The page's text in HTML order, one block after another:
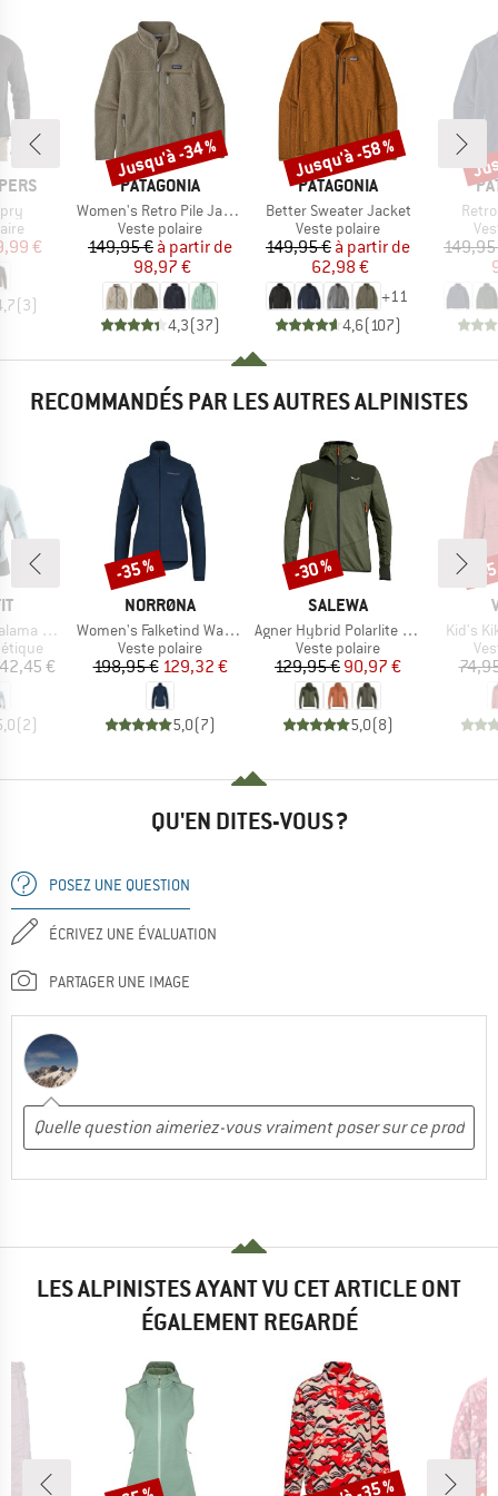
réduit
€
(3)
MARQUE
PATAGONIA
Article
Women's Retro Pile Jacket
Product group
Veste polaire
Prix
149,95 € Prix réduit
à partir de
98,97 €
4,3(37)
Remise
Jusqu'à -34 %
MARQUE
PATAGONIA
Article
Better Sweater Jacket
Product group
Veste polaire
Prix
149,95 € Prix réduit
à partir de
62,98 €
+11
4,6(107)
Remise
Jusqu'à -58 %
RECOMMANDÉS PAR LES AUTRES ALPINISTES
Jacket
€
(2)
MARQUE
NORRØNA
Article
Women's Falketind Warm1 Jacket
Product group
Veste polaire
Prix
198,95 €Prix réduit
129,32 €
5,0(7)
Remise
-35 %
MARQUE
SALEWA
Article
Agner Hybrid Polarlite Durastretch Fullzip Hoody
Product group
Veste polaire
Prix
129,95 €Prix réduit
90,97 €
5,0(8)
Remise
-30 %
Article
Kid's
-
QU'EN DITES-VOUS ?
POSEZ UNE QUESTION
ÉCRIVEZ UNE ÉVALUATION
PARTAGER UNE IMAGE
LES ALPINISTES AYANT VU CET ARTICLE ONT
ÉGALEMENT REGARDÉ